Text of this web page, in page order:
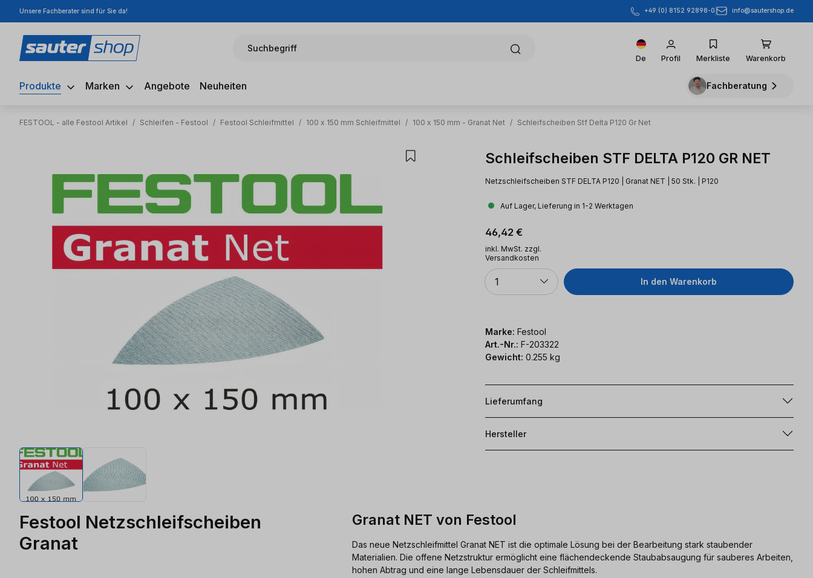
Hauptinhalt springen
Zur Suche springen
Zur Hauptnavigation springen
Unsere Fachberater sind für Sie da! +49 (0) 8152 92898-0 info@sautershop.de
Suchbegriff
De Profil Merkliste Warenkorb
Produkte Marken Angebote Neuheiten Fachberatung
FESTOOL - alle Festool Artikel / Schleifen - Festool / Festool Schleifmittel / 100 x 150 mm Schleifmittel / 100 x 150 mm - Granat Net / Schleifscheiben Stf Delta P120 Gr Net
Schleifscheiben STF DELTA P120 GR NET
Netzschleifscheiben STF DELTA P120 | Granat NET | 50 Stk. | P120
Auf Lager, Lieferung in 1-2 Werktagen
Regulärer Preis:
46,42 €
inkl. MwSt. zzgl.
Versandkosten
Anzahl
1 In den Warenkorb
Marke: Festool
Art.-Nr.: F-203322
Gewicht: 0.255 kg
Lieferumfang
Hersteller
Festool Netzschleifscheiben
Granat
Granat NET von Festool
Das neue Netzschleifmittel Granat NET ist die optimale Lösung bei der Bearbeitung stark staubender
Materialien. Die offene Netzstruktur ermöglicht eine flächendeckende Staubabsaugung für sauberes Arbeiten,
hohen Abtrag und eine lange Lebensdauer der Schleifmittels.